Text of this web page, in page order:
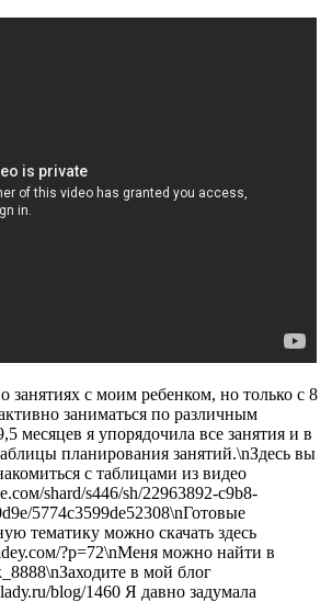
занятиях с моим ребенком, но только с 8
заниматься по различным
месяцев я упорядочила все занятия и в
планирования занятий.\nЗдесь вы
с таблицами из видео
shаrd/s446/sh/22963892-с9b8-
5774с3599dе52308\nГотовые
тематику можно скачать здесь
?р=72\nМеня можно найти в
в мой блог
blоg/1460 Я давно задумала